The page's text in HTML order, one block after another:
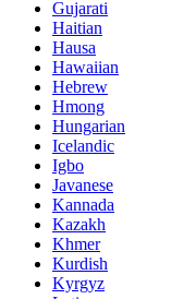
Gujarati
Haitian
Hausa
Hawaiian
Hebrew
Hmong
Hungarian
Icelandic
Igbo
Javanese
Kannada
Kazakh
Khmer
Kurdish
Kyrgyz